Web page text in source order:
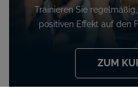
Trainieren Sie
positiven Effekt auf den
ZUM